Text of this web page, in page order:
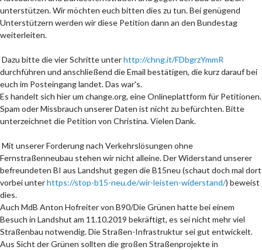
unterstützen. Wir möchten euch bitten dies zu tun. Bei genügend
Unterstützern werden wir diese Petition dann an den Bundestag
weiterleiten.
Dazu bitte die vier Schritte unterhttp://chng.it/FDbgrzYmmR
durchführen und anschließend die Email bestätigen, die kurz darauf bei
euch im Posteingang landet. Das war's.
Es handelt sich hier um change.org, eine Onlineplattform für Petitionen.
Spam oder Missbrauch unserer Daten ist nicht zu befürchten. Bitte
unterzeichnet die Petition von Christina. Vielen Dank.
Mit unserer Forderung nach Verkehrslösungen ohne
Fernstraßenneubau stehen wir nicht alleine. Der Widerstand unserer
befreundeten BI aus Landshut gegen die B15neu (schaut doch mal dort
vorbei unterhttps://stop-b15-neu.de/wir-leisten-widerstand/) beweist
dies.
Auch MdB Anton Hofreiter von B90/Die Grünen hatte bei einem
Besuch in Landshut am 11.10.2019 bekräftigt, es sei nicht mehr viel
Straßenbau notwendig. Die Straßen-Infrastruktur sei gut entwickelt.
Aus Sicht der Grünen sollten die großen Straßenprojekte in